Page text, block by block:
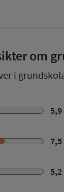
om
i
5,9
7,5
5,2